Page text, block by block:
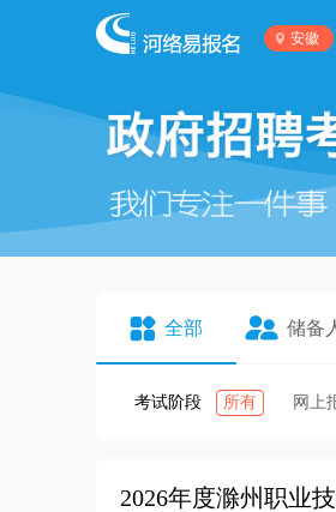
安徽
全部 储备
考试阶段 所有 网上
2026年度滁州职业